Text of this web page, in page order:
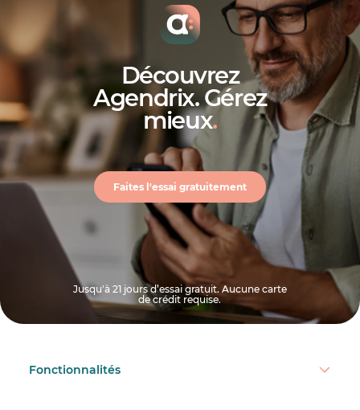
Découvrez
Agendrix. Gérez
mieux.
Faites l'essai gratuitement
Jusqu'à 21 jours d’essai gratuit. Aucune carte
de crédit requise.
Fonctionnalités